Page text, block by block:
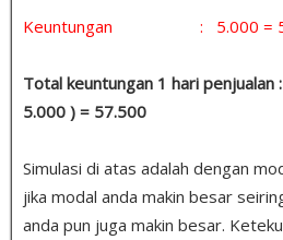
Keuntungan : 5.000 = 5 x
Total keuntungan 1 hari penjualan
5.000 ) = 57.500
Simulasi di atas adalah dengan
jika modal anda makin besar
anda pun juga makin besar.